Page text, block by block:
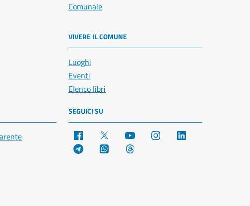
Comunale
VIVERE IL COMUNE
Luoghi
Eventi
Elenco libri
SEGUICI SU
Facebook YouTube Instagram
Telegram WhatsApp